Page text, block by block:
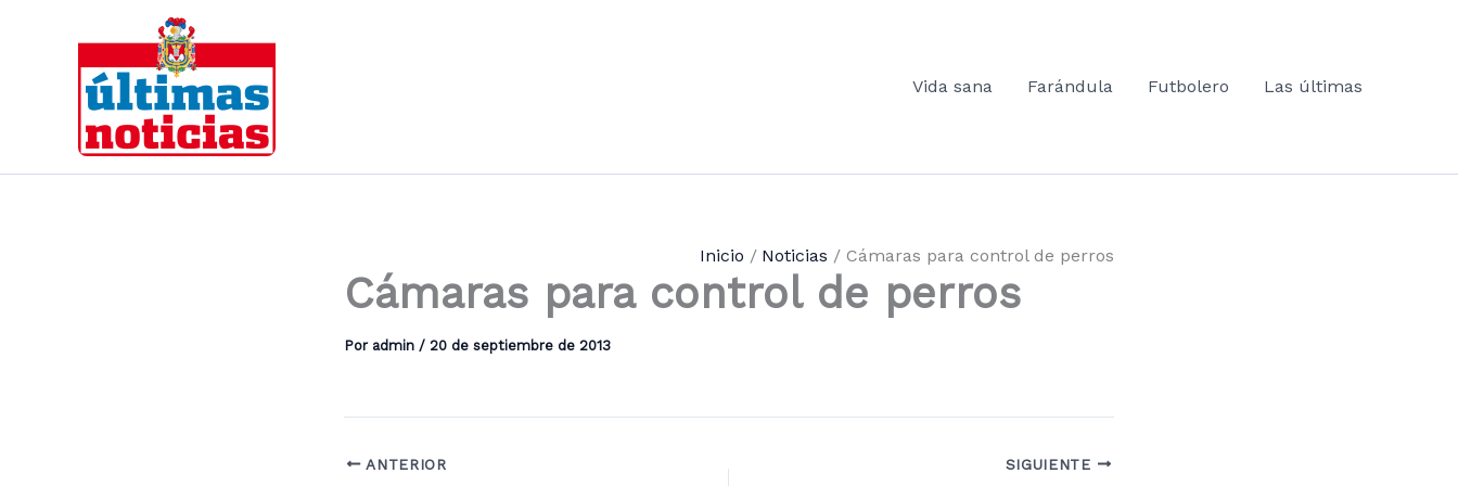
contenido
Vida sana
Farándula Futbolero Las últimas
Inicio Noticias Cámaras para control de perros
Cámaras para control de perros
Por admin / 20 de septiembre de 2013
ANTERIOR SIGUIENTE